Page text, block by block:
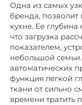
Одна из самых
бренда, позволит
кухне. Ее
что загрузка
показателем,
небольшой семьи.
автоматических
функция легкой
ткани от сильно
времени тратить